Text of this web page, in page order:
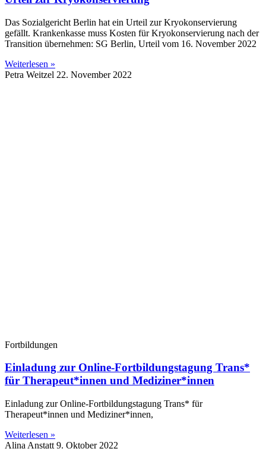
Das Sozialgericht Berlin hat ein Urteil zur Kryokonservierung
gefällt. Krankenkasse muss Kosten für Kryokonservierung nach der
Transition übernehmen: SG Berlin, Urteil vom 16. November 2022
Weiterlesen »
Petra Weitzel 22. November 2022
Fortbildungen
Einladung zur Online-Fortbildungstagung Trans*
für Therapeut*innen und Mediziner*innen
Einladung zur Online-Fortbildungstagung Trans* für
Therapeut*innen und Mediziner*innen,
Weiterlesen »
Alina Anstatt 9. Oktober 2022